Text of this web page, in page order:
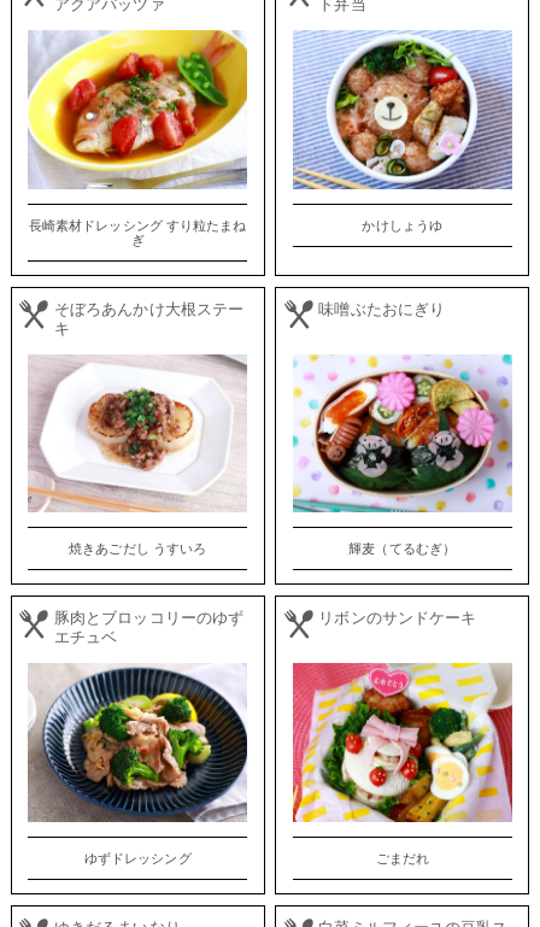
アクアパッツァ
長崎素材ドレッシング すり粒たまね
ぎ
ト弁当
かけしょうゆ
そぼろあんかけ大根ステー
キ
焼きあごだし うすいろ
味噌ぶたおにぎり
輝麦（てるむぎ）
豚肉とブロッコリーのゆず
エチュベ
ゆずドレッシング
リボンのサンドケーキ
ごまだれ